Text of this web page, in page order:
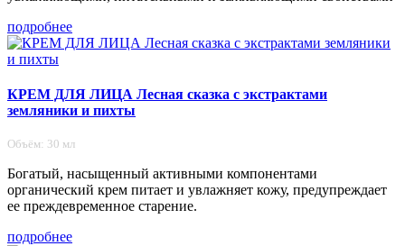
подробнее
КРЕМ ДЛЯ ЛИЦА Лесная сказка с экстрактами
земляники и пихты
Объём: 30 мл
Богатый, насыщенный активными компонентами
органический крем питает и увлажняет кожу, предупреждает
ее преждевременное старение.
подробнее